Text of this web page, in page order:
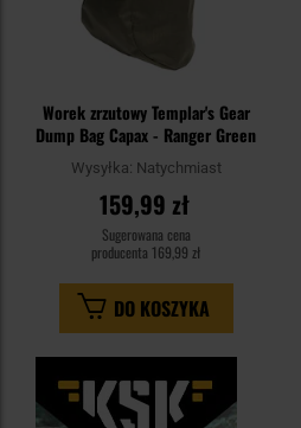
Worek zrzutowy Templar's Gear
Dump Bag Capax - Ranger Green
Wysyłka: Natychmiast
159,99 zł
Sugerowana cena
producenta 169,99 zł
DO KOSZYKA